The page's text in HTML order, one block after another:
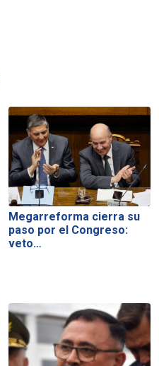
Megarreforma cierra su
paso por el Congreso:
veto…